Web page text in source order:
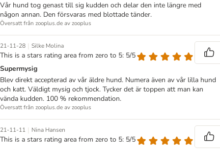
Vår hund tog genast till sig kudden och delar den inte längre med
någon annan. Den försvaras med blottade tänder.
Översatt från zooplus.de av zooplus
21-11-28 | Silke Molina
This is a stars rating area from zero to 5: 5/5
Supermysig
Blev direkt accepterad av vår äldre hund. Numera även av vår lilla hund
och katt. Väldigt mysig och tjock. Tycker det är toppen att man kan
vända kudden. 100 % rekommendation.
Översatt från zooplus.de av zooplus
21-11-11 | Nina Hansen
This is a stars rating area from zero to 5: 5/5